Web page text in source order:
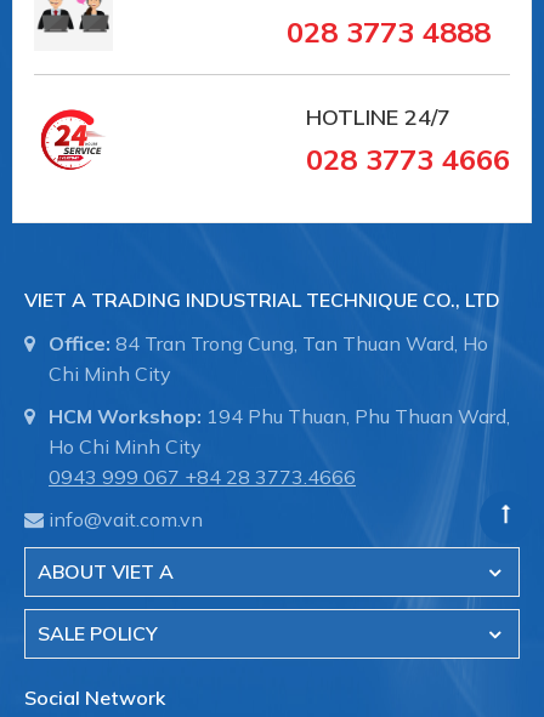
TYPE SERIES CV4300
Type series PASCAL CS series - hygienic
TYPE SERIES CS2100
TYPE SERIES CV3120
TYPE SERIES CV3300
Type series UNIVERSAL / COMPACT series -
analogue
- Đo áp suất cơ học (
measurement)
Type series BA4100
Type series BA5100 ECOnomic
028 3773 4888
HOTLINE 24/7
028 3773 4666
VIET A TRADING INDUSTRIAL TECHNIQUE CO., LTD
Office: 84 Tran Trong Cung, Tan Thuan Ward, Ho
Chi Minh City
HCM Workshop: 194 Phu Thuan, Phu Thuan Ward,
Ho Chi Minh City
0943 999 067 +84 28 3773.4666
info@vait.com.vn
ABOUT VIET A
SALE POLICY
Social Network